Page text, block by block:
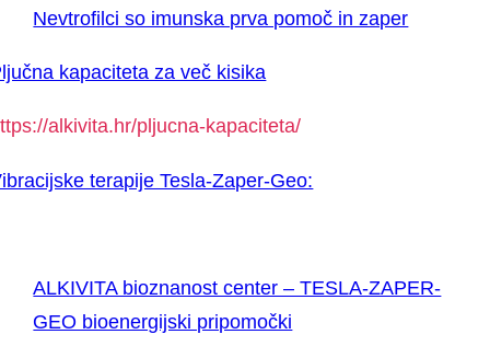
Nevtrofilci so imunska prva pomoč in zaper
kapaciteta za več kisika
alkivita.hr/pljucna-kapaciteta/
terapije Tesla-Zaper-Geo:
ALKIVITA bioznanost center – TESLA-ZAPER-
GEO bioenergijski pripomočki